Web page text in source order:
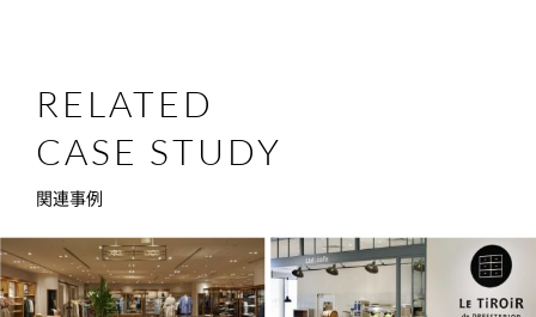
RELATED
CASE STUDY
関連事例